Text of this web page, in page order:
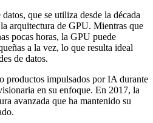
que se utiliza desde la década
arquitectura de GPU. Mientras que
pocas horas, la GPU puede
a la vez, lo que resulta ideal
de datos.
productos impulsados ​​por IA durante
en su enfoque. En 2017, la
avanzada que ha mantenido su